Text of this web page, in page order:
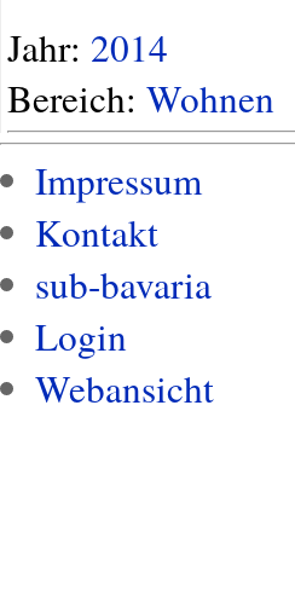
Jahr: 2014
Bereich: Wohnen
Impressum
Kontakt
sub-bavaria
Login
Webansicht